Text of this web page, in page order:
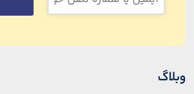
وبلاگ